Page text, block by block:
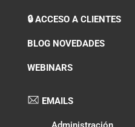
🔒 ACCESO A CLIENTES
BLOG NOVEDADES
WEBINARS
EMAILS